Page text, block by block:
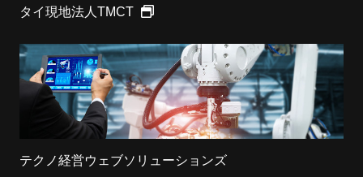
タイ現地法人TMCT
テクノ経営ウェブソリューションズ